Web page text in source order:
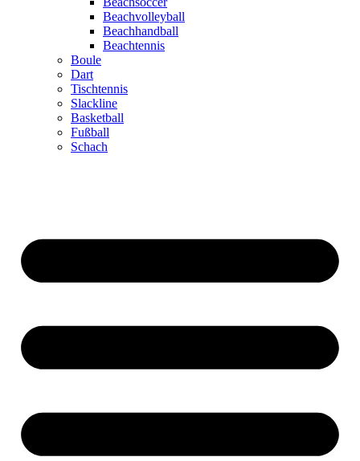
Beachvolleyball
Beachhandball
Beachtennis
Boule
Dart
Tischtennis
Slackline
Basketball
Fußball
Schach